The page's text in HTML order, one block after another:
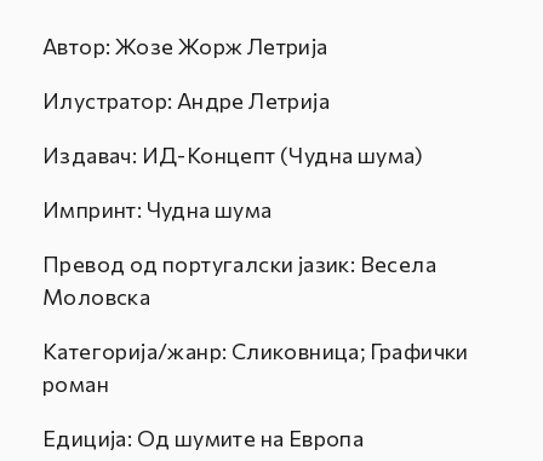
Автор: Жозе Жорж Летрија
Илустратор: Андре Летрија
Издавач: ИД-Концепт (Чудна шума)
Импринт: Чудна шума
Превод од португалски јазик: Весела
Моловска
Категорија/жанр: Сликовница; Графички
роман
Едиција: Од шумите на Европа